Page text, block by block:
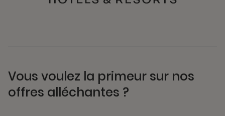
Vous voulez la primeur sur nos
offres alléchantes ?